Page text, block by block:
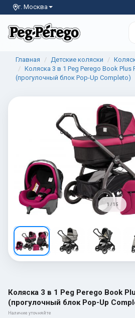
г. Москва
Главная Детские коляски
Коляска 3 в 1 Peg Perego Book Plus
(прогулочный блок Pop-Up Completo)
1 / 15
Коляска 3 в 1 Peg Perego Book
(прогулочный блок Pop-Up
Наличие уточняйте